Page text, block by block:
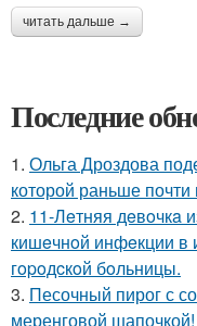
читать дальше →
Последние
1. Ольга Дроздова
которой раньше почти
2. 11-Лeтняя дeвoчкa
кишeчнoй инфeкции в
гopoдcкoй бoльницы.
3. Песочный пирог с
меренговой шапочкой!